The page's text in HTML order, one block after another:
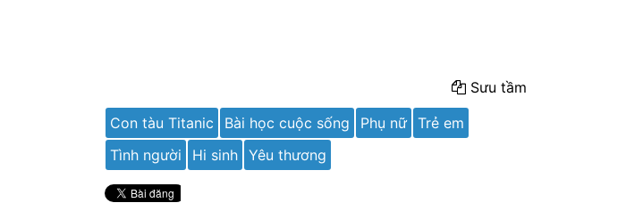
Sưu tầm
Con tàu Titanic
Bài học cuộc sống Phụ nữ Trẻ em
Tình người
Hi sinh Yêu thương